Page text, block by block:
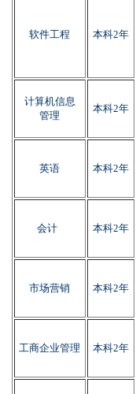
软件工程 本科2年
计算机信息
管理
本科2年
英语 本科2年
会计 本科2年
市场营销 本科2年
工商企业管理 本科2年